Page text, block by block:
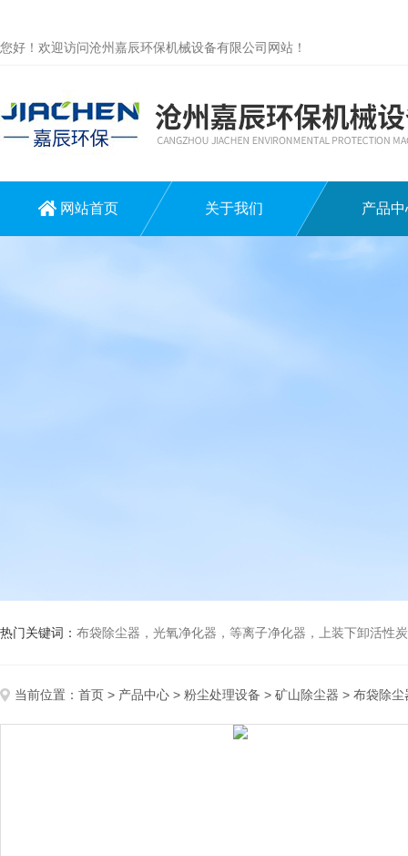
您好！欢迎访问沧州嘉辰环保机械设备有限公司网站！
网站首页 关于我们 产品中
热门关键词： 布袋除尘器，光氧净化器，等离子净化器，上装下卸活性炭吸附箱，打磨除尘
当前位置： 首页 > 产品中心 > 粉尘处理设备 > 矿山除尘器 > 布袋除尘